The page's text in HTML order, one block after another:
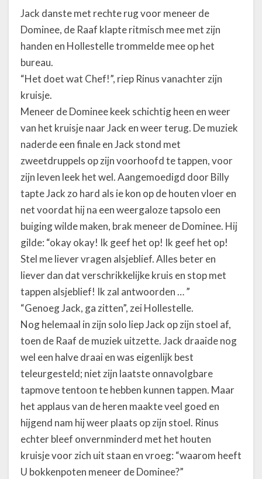
Jack danste met rechte rug voor meneer de
Dominee, de Raaf klapte ritmisch mee met zijn
handen en Hollestelle trommelde mee op het
bureau.
“Het doet wat Chef!”, riep Rinus vanachter zijn
kruisje.
Meneer de Dominee keek schichtig heen en weer
van het kruisje naar Jack en weer terug. De muziek
naderde een finale en Jack stond met
zweetdruppels op zijn voorhoofd te tappen, voor
zijn leven leek het wel. Aangemoedigd door Billy
tapte Jack zo hard als ie kon op de houten vloer en
net voordat hij na een weergaloze tapsolo een
buiging wilde maken, brak meneer de Dominee. Hij
gilde: “okay okay! Ik geef het op! Ik geef het op!
Stel me liever vragen alsjeblief. Alles beter en
liever dan dat verschrikkelijke kruis en stop met
tappen alsjeblief! Ik zal antwoorden … ”
“Genoeg Jack, ga zitten”, zei Hollestelle.
Nog helemaal in zijn solo liep Jack op zijn stoel af,
toen de Raaf de muziek uitzette. Jack draaide nog
wel een halve draai en was eigenlijk best
teleurgesteld; niet zijn laatste onnavolgbare
tapmove tentoon te hebben kunnen tappen. Maar
het applaus van de heren maakte veel goed en
hijgend nam hij weer plaats op zijn stoel. Rinus
echter bleef onvernminderd met het houten
kruisje voor zich uit staan en vroeg: “waarom heeft
U bokkenpoten meneer de Dominee?”